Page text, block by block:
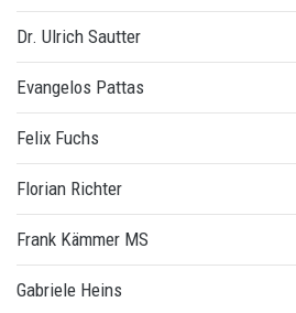
Dr. Ulrich Sautter
Evangelos Pattas
Felix Fuchs
Florian Richter
Frank Kämmer MS
Gabriele Heins